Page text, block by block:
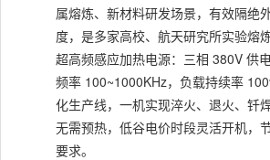
属熔炼、新材料研发场景，有效隔绝
度，是多家高校、航天研究所实验熔
超高频感应加热电源：三相 380V 供
频率 100~1000KHz，负载持续率
化生产线，一机实现淬火、退火、钎
无需预热，低谷电价时段灵活开机，
要求。